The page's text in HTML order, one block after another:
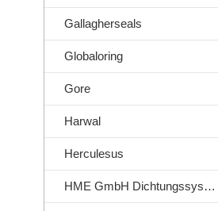
Gallagherseals
Globaloring
Gore
Harwal
Herculesus
HME GmbH Dichtungssysteme